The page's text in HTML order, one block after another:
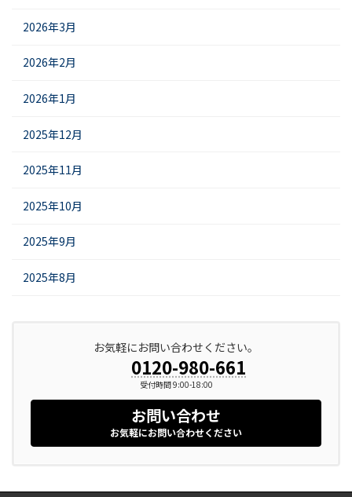
2026年3月
2026年2月
2026年1月
2025年12月
2025年11月
2025年10月
2025年9月
2025年8月
お気軽にお問い合わせください。
0120-980-661
受付時間 9:00-18:00
お問い合わせ
お気軽にお問い合わせください